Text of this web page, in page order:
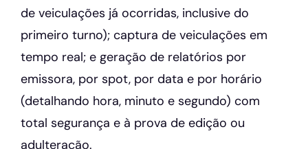
de veiculações já ocorridas, inclusive do
primeiro turno); captura de veiculações em
tempo real; e geração de relatórios por
emissora, por spot, por data e por horário
(detalhando hora, minuto e segundo) com
total segurança e à prova de edição ou
adulteração.